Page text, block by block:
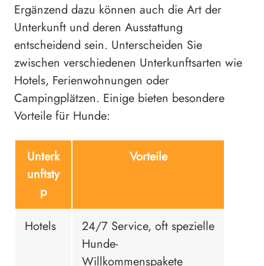
Ergänzend dazu können auch die Art der
Unterkunft und deren Ausstattung
entscheidend sein. Unterscheiden Sie
zwischen verschiedenen Unterkunftsarten wie
Hotels, Ferienwohnungen oder
Campingplätzen. Einige bieten besondere
Vorteile für Hunde:
Unterk
unftsty
p
Vorteile
Hotels
24/7 Service, oft spezielle
Hunde-
Willkommenspakete